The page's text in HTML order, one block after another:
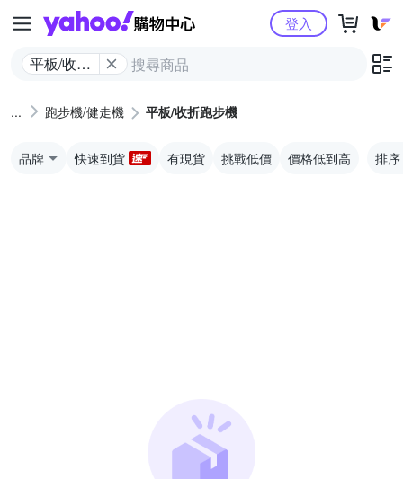
Yahoo購物中心
平板/收折
登入
跑步機/健走機 平板/收折跑步機
品牌 快速到貨 有現貨 挑戰低價 價格低到高 排序